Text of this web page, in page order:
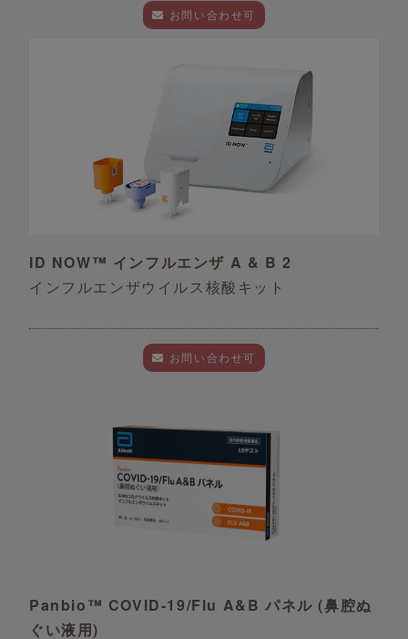
お問い合わせ可
ID NOW™ インフルエンザ A & B 2
インフルエンザウイルス核酸キット
お問い合わせ可
Panbio™ COVID-19/Flu A&B パネル (鼻腔ぬ
ぐい液用)